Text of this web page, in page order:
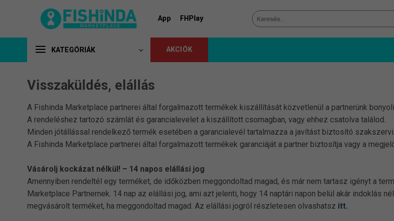
App FHPlay
Keresés
a
KATEGÓRIÁK AKCIÓK
Visszaküldés, elállás
A Fishinda Marketplace partnerei által forgalmazott termékek kiszállítását közvetlenül a partnerünk
A rendeléshez tartozó számlát és garancialevelet a kiszállított csomagban, vagy ehhez csatolva találod.
Minden jótállással rendelkező termék esetében a garancialevél tartalmazza a javítást biztosító
A Fishinda Marketplace partnerei által forgalmazott termékek garanciáját a partner biztosítja vagy a
Vásárolj kockázat nélkül! – 14 napos elállási jog
Amennyiben rendeltél egy terméket, de időközben meggondoltad magad, és már nem tartasz igényt a
Marketplace Partnernek. 14 nap az elállási jog, ami azt jelenti, hogy 14 naptári napon belül akár indoklás
megvásárolt terméket, ha meggondoltad magad. Az elállási jogról részletesen olvashatsz itt.